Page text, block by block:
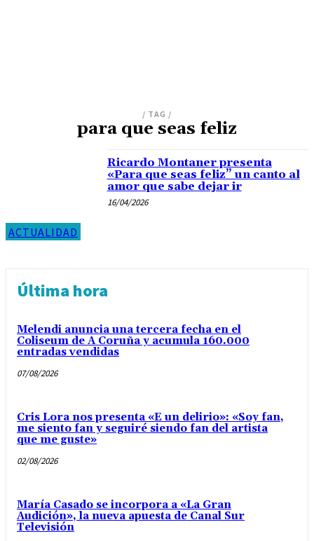
/ TAG /
para que seas feliz
ACTUALIDAD
Ricardo Montaner presenta
«Para que seas feliz” un canto al
amor que sabe dejar ir
16/04/2026
Última hora
Melendi anuncia una tercera fecha en el
Coliseum de A Coruña y acumula 160.000
entradas vendidas
07/08/2026
Cris Lora nos presenta «E un delirio»: «Soy fan,
me siento fan y seguiré siendo fan del artista
que me guste»
02/08/2026
María Casado se incorpora a «La Gran
Audición», la nueva apuesta de Canal Sur
Televisión